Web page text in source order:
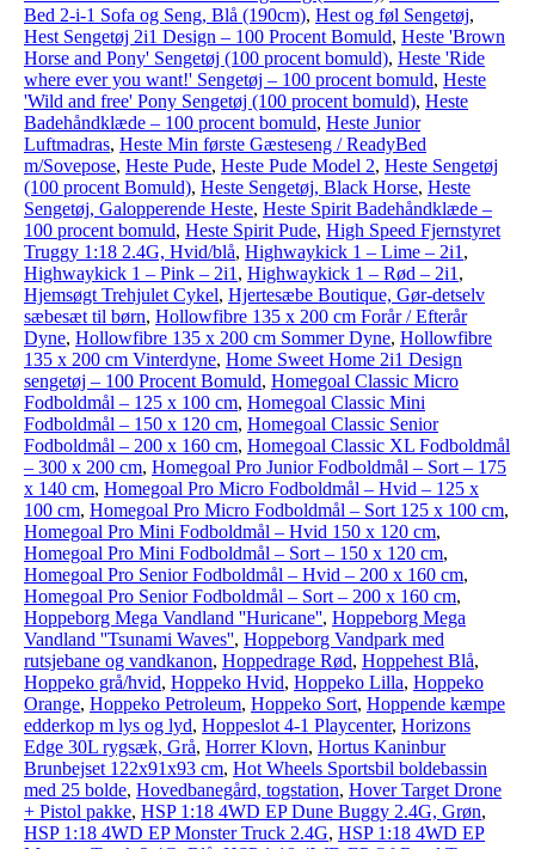
Bed 2-i-1 Sofa og Seng, Blå (190cm), Hest og føl Sengetøj,
Hest Sengetøj 2i1 Design – 100 Procent Bomuld, Heste 'Brown
Horse and Pony' Sengetøj (100 procent bomuld), Heste 'Ride
where ever you want!' Sengetøj – 100 procent bomuld, Heste
'Wild and free' Pony Sengetøj (100 procent bomuld), Heste
Badehåndklæde – 100 procent bomuld, Heste Junior
Luftmadras, Heste Min første Gæsteseng / ReadyBed
m/Sovepose, Heste Pude, Heste Pude Model 2, Heste Sengetøj
(100 procent Bomuld), Heste Sengetøj, Black Horse, Heste
Sengetøj, Galopperende Heste, Heste Spirit Badehåndklæde –
100 procent bomuld, Heste Spirit Pude, High Speed Fjernstyret
Truggy 1:18 2.4G, Hvid/blå, Highwaykick 1 – Lime – 2i1 ,
Highwaykick 1 – Pink – 2i1 , Highwaykick 1 – Rød – 2i1 ,
Hjemsøgt Trehjulet Cykel, Hjertesæbe Boutique, Gør-detselv
sæbesæt til børn, Hollowfibre 135 x 200 cm Forår / Efterår
Dyne, Hollowfibre 135 x 200 cm Sommer Dyne, Hollowfibre
135 x 200 cm Vinterdyne, Home Sweet Home 2i1 Design
sengetøj – 100 Procent Bomuld, Homegoal Classic Micro
Fodboldmål – 125 x 100 cm, Homegoal Classic Mini
Fodboldmål – 150 x 120 cm, Homegoal Classic Senior
Fodboldmål – 200 x 160 cm, Homegoal Classic XL Fodboldmål
– 300 x 200 cm, Homegoal Pro Junior Fodboldmål – Sort – 175
x 140 cm, Homegoal Pro Micro Fodboldmål – Hvid – 125 x
100 cm, Homegoal Pro Micro Fodboldmål – Sort 125 x 100 cm,
Homegoal Pro Mini Fodboldmål – Hvid 150 x 120 cm,
Homegoal Pro Mini Fodboldmål – Sort – 150 x 120 cm,
Homegoal Pro Senior Fodboldmål – Hvid – 200 x 160 cm,
Homegoal Pro Senior Fodboldmål – Sort – 200 x 160 cm,
Hoppeborg Mega Vandland ''Huricane'', Hoppeborg Mega
Vandland ''Tsunami Waves'', Hoppeborg Vandpark med
rutsjebane og vandkanon, Hoppedrage Rød, Hoppehest Blå,
Hoppeko grå/hvid, Hoppeko Hvid, Hoppeko Lilla, Hoppeko
Orange, Hoppeko Petroleum, Hoppeko Sort, Hoppende kæmpe
edderkop m lys og lyd, Hoppeslot 4-1 Playcenter, Horizons
Edge 30L rygsæk, Grå, Horrer Klovn, Hortus Kaninbur
Brunbejset 122x91x93 cm, Hot Wheels Sportsbil boldebassin
med 25 bolde, Hovedbanegård, togstation, Hover Target Drone
+ Pistol pakke, HSP 1:18 4WD EP Dune Buggy 2.4G, Grøn,
HSP 1:18 4WD EP Monster Truck 2.4G, HSP 1:18 4WD EP